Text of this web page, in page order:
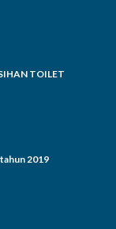
TOILET
2019